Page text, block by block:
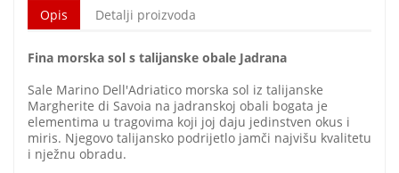
Opis Detalji proizvoda
Fina morska sol s talijanske obale Jadrana
Sale Marino Dell'Adriatico morska sol iz talijanske
Margherite di Savoia na jadranskoj obali bogata je
elementima u tragovima koji joj daju jedinstven okus i
miris. Njegovo talijansko podrijetlo jamči najvišu kvalitetu
i nježnu obradu.